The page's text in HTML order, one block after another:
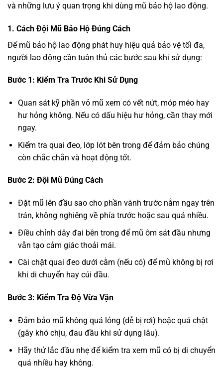
và những lưu ý quan trọng khi dùng mũ bảo hộ lao động.
1. Cách Đội Mũ Bảo Hộ Đúng Cách
Để mũ bảo hộ lao động phát huy hiệu quả bảo vệ tối đa,
người lao động cần tuân thủ các bước sau khi sử dụng:
Bước 1: Kiểm Tra Trước Khi Sử Dụng
Quan sát kỹ phần vỏ mũ xem có vết nứt, móp méo hay
hư hỏng không. Nếu có dấu hiệu hư hỏng, cần thay mới
ngay.
Kiểm tra quai đeo, lớp lót bên trong để đảm bảo chúng
còn chắc chắn và hoạt động tốt.
Bước 2: Đội Mũ Đúng Cách
Đặt mũ lên đầu sao cho phần vành trước nằm ngay trên
trán, không nghiêng về phía trước hoặc sau quá nhiều.
Điều chỉnh dây đai bên trong để mũ ôm sát đầu nhưng
vẫn tạo cảm giác thoải mái.
Cài chặt quai đeo dưới cằm (nếu có) để mũ không bị rơi
khi di chuyển hay cúi đầu.
Bước 3: Kiểm Tra Độ Vừa Vặn
Đảm bảo mũ không quá lỏng (dễ bị rơi) hoặc quá chật
(gây khó chịu, đau đầu khi sử dụng lâu).
Hãy thử lắc đầu nhẹ để kiểm tra xem mũ có bị di chuyển
quá nhiều hay không.